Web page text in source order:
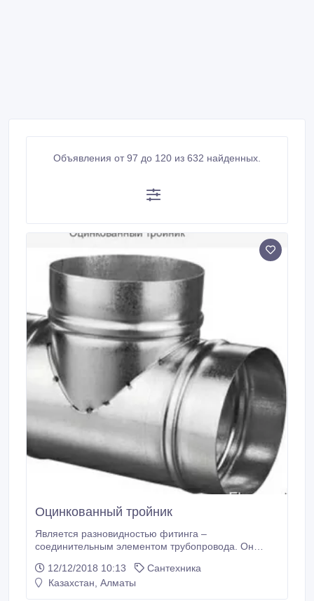
Объявления от 97 до 120 из 632 найденных.
Оцинкованный тройник
Является разновидностью фитинга –
соединительным элементом трубопровода. Он
основной магистрали трубопровода можно
подключать дополнительные ответвления. Таким
12/12/2018 10:13
Сантехника
Казахстан, Алматы